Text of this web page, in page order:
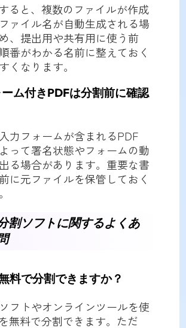
ると、複数のファイルが作成
ァイル名が自動生成される場
、提出用や共有用に使う前
番がわかる名前に整えておく
くなります。
ム付きPDFは分割前に確認
力フォームが含まれるPDF
って署名状態やフォームの動
る場合があります。重要な書
に元ファイルを保管しておく
割ソフトに関するよくあ
料で分割できますか？
フトやオンラインツールを使
無料で分割できます。ただ